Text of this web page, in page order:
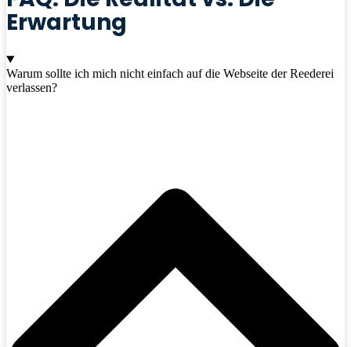
Erwartung
Warum sollte ich mich nicht einfach auf die Webseite der Reederei
verlassen?